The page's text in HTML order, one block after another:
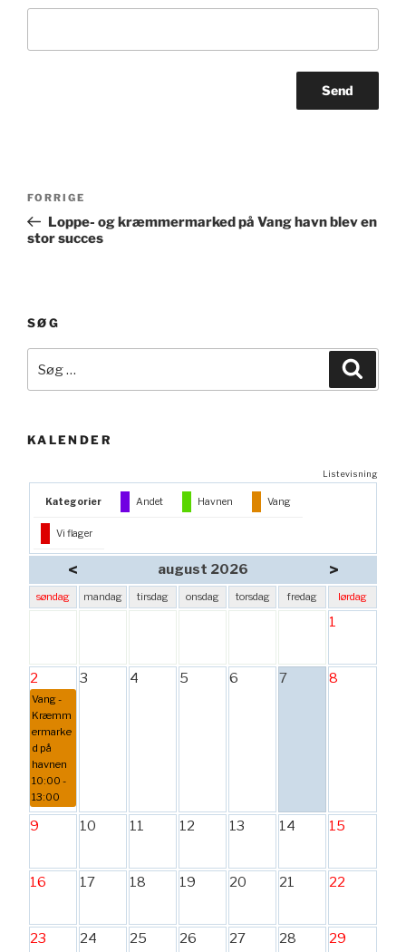
Indlægsnavigation
Forrige
indlæg
FORRIGE
Loppe- og kræmmermarked på Vang havn blev en
stor succes
SØG
efter:
KALENDER
Listevisning
Kategorier Andet Havnen Vang
Vi flager
< august 2026 >
søndag mandag tirsdag onsdag torsdag fredag lørdag
1
2
Vang -
Kræmm
ermarke
d på
havnen
10:00 -
13:00
3 4 5 6 7 8
9 10 11 12 13 14 15
16 17 18 19 20 21 22
23 24 25 26 27 28 29